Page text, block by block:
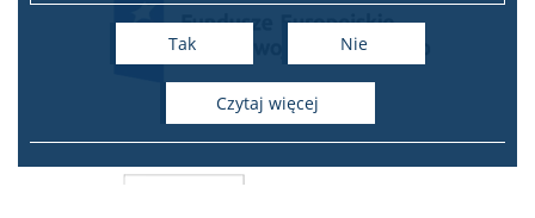
Tak Nie
czytaj więcej